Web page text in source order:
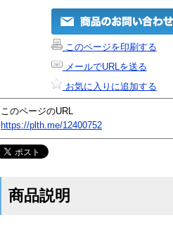
このページを印刷する
メールでURLを送る
お気に入りに追加する
このページのURL
https://plth.me/12400752
商品説明